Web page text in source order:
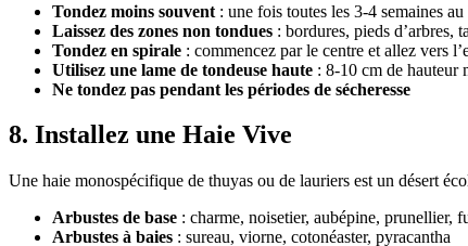
Tondez moins souvent : une fois toutes les 3-4 semaines
Laissez des zones non tondues : bordures, pieds d’arbres,
Tondez en spirale : commencez par le centre et allez vers
Utilisez une lame de tondeuse haute : 8-10 cm de hauteur
Ne tondez pas pendant les périodes de sécheresse
8. Installez une Haie Vive
Une haie monospécifique de thuyas ou de lauriers est un désert
Arbustes de base : charme, noisetier, aubépine, prunellier,
Arbustes à baies : sureau, viorne, cotonéaster, pyracantha